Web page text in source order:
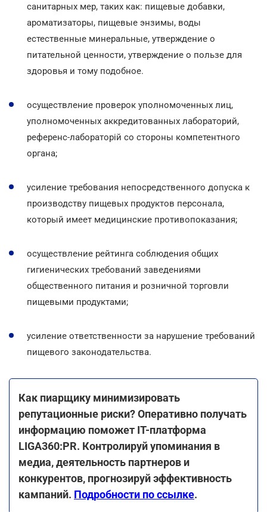
санитарных мер, таких как: пищевые добавки,
ароматизаторы, пищевые энзимы, воды
естественные минеральные, утверждение о
питательной ценности, утверждение о пользе для
здоровья и тому подобное.
осуществление проверок уполномоченных лиц,
уполномоченных аккредитованных лабораторий,
референс-лабораторій со стороны компетентного
органа;
усиление требования непосредственного допуска к
производству пищевых продуктов персонала,
который имеет медицинские противопоказания;
осуществление рейтинга соблюдения общих
гигиенических требований заведениями
общественного питания и розничной торговли
пищевыми продуктами;
усиление ответственности за нарушение требований
пищевого законодательства.
Как пиарщику минимизировать
репутационные риски? Оперативно получать
информацию поможет ІТ-платформа
LIGA360:PR. Контролируй упоминания в
медиа, деятельность партнеров и
конкурентов, прогнозируй эффективность
кампаний. Подробности по ссылке.